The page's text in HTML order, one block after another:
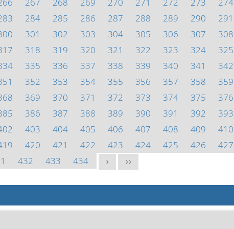
284 285 286 287 288 289 290 291
301 302 303 304 305 306 307 308
318 319 320 321 322 323 324 325
335 336 337 338 339 340 341 342
352 353 354 355 356 357 358 359
369 370 371 372 373 374 375 376
386 387 388 389 390 391 392 393
403 404 405 406 407 408 409 410
420 421 422 423 424 425 426 427
432 433 434 > >>